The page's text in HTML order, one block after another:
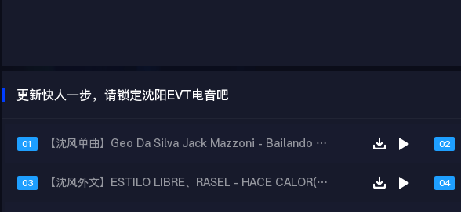
更新快人一步，请锁定沈阳EVT电音吧
01 【沈风单曲】Geo Da Silva Jack Mazzoni - Bailando Conga (Dj江楠 Mix) 02
03 【沈风外文】ESTILO LIBRE、RASEL - HACE CALOR(DJ.MAGIC 小强 MIX) 04